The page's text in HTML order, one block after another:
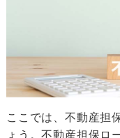
ここでは、不動産担
ょう。不動産担保ロ